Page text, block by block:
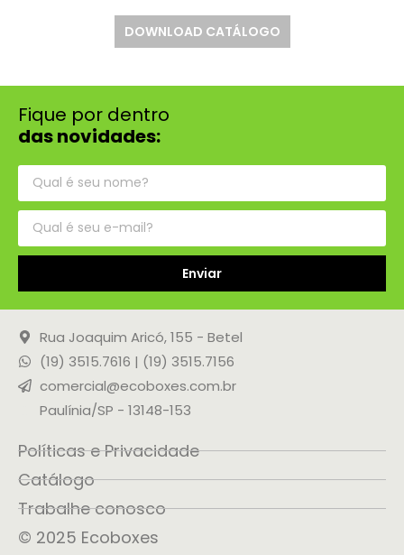
DOWNLOAD CATÁLOGO
Fique por dentro
das novidades:
Enviar
Rua Joaquim Aricó, 155 - Betel
(19) 3515.7616 | (19) 3515.7156
comercial@ecoboxes.com.br
Paulínia/SP - 13148-153
Políticas e Privacidade
Catálogo
Trabalhe conosco
© 2025 Ecoboxes